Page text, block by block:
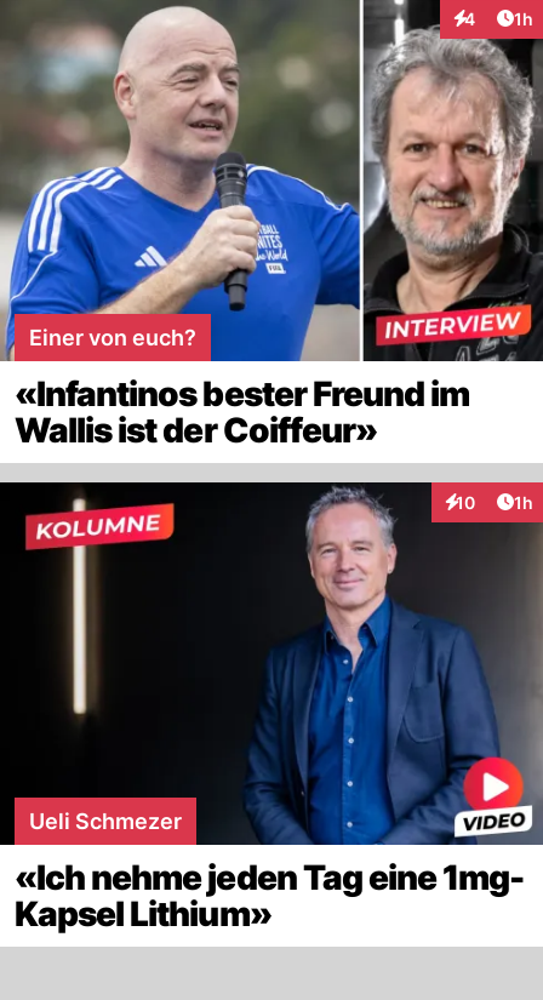
4 1h
Einer von euch?
«Infantinos bester Freund im
Wallis ist der Coiffeur»
10 1h
Ueli Schmezer
«Ich nehme jeden Tag eine 1mg-
Kapsel Lithium»